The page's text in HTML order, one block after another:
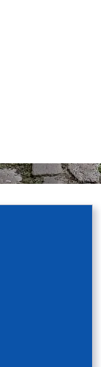
Bau und Planung